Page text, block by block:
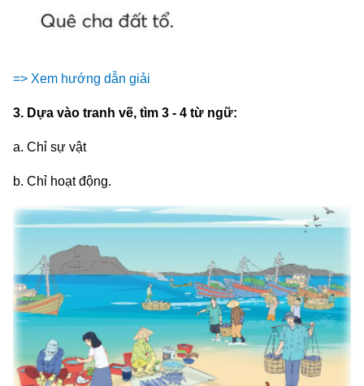
=> Xem hướng dẫn giải
3. Dựa vào tranh vẽ, tìm 3 - 4 từ ngữ:
a. Chỉ sự vật
b. Chỉ hoạt động.